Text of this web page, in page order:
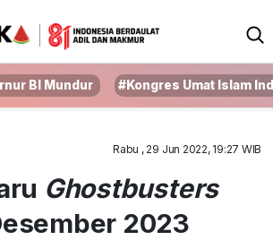
BI Mundur #Kongres Umat Islam
Rabu , 29 Jun 2022, 19:27 WIB
Ghostbusters
2023